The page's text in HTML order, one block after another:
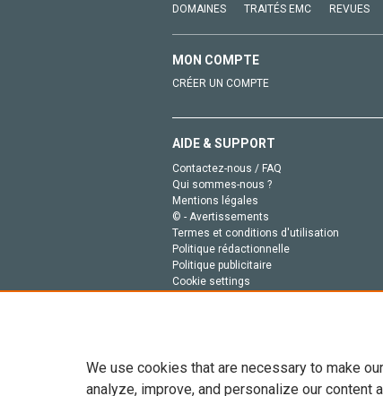
DOMAINES TRAITÉS EMC REVUES
MON COMPTE
CRÉER UN COMPTE
AIDE & SUPPORT
Contactez-nous / FAQ
Qui sommes-nous ?
Mentions légales
© - Avertissements
Termes et conditions d'utilisation
Politique rédactionnelle
Politique publicitaire
Cookie settings
We use cookies that are necessary to make
analyze, improve, and personalize our content